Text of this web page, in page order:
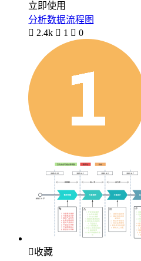
立即使用
分析数据流程图
 2.4k  1  0
收藏